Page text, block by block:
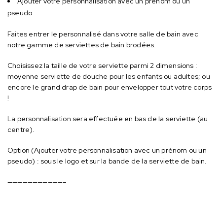
pseudo
Faites entrer le personnalisé dans votre salle de bain avec
notre gamme de serviettes de bain brodées.
Choisissez la taille de votre serviette parmi 2 dimensions :
moyenne serviette de douche pour les enfants ou adultes; ou
encore le grand drap de bain pour envelopper tout votre corps
!
La personnalisation sera effectuée en bas de la serviette (au
centre).
Option (Ajouter votre personnalisation avec un prénom ou un
pseudo) : sous le logo et sur la bande de la serviette de bain.
———————————–